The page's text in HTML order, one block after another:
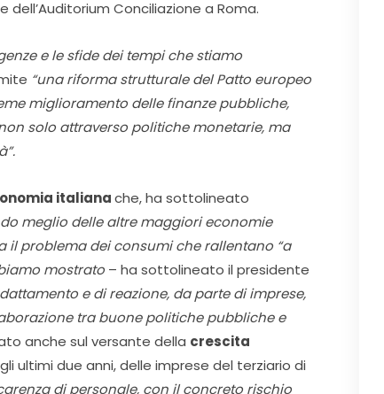
dell’Auditorium Conciliazione a Roma.
e le sfide dei tempi che stiamo
“una riforma strutturale del Patto europeo
miglioramento delle finanze pubbliche,
solo attraverso politiche monetarie, ma
italianache, ha sottolineato
meglio delle altre maggiori economie
il problema dei consumi che rallentano “a
mostrato – ha sottolineato il presidente
e di reazione, da parte di imprese,
tra buone politiche pubbliche e
anche sul versante della crescita
ultimi due anni, delle imprese del terziario di
di personale, con il concreto rischio